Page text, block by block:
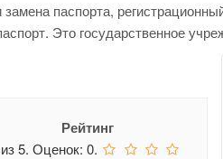
паспорта,
Это государственное
Рейтинг
5. Оценок: 0.